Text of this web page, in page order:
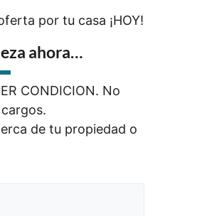
por tu casa ¡HOY!
ahora…
CONDICION. No
de tu propiedad o